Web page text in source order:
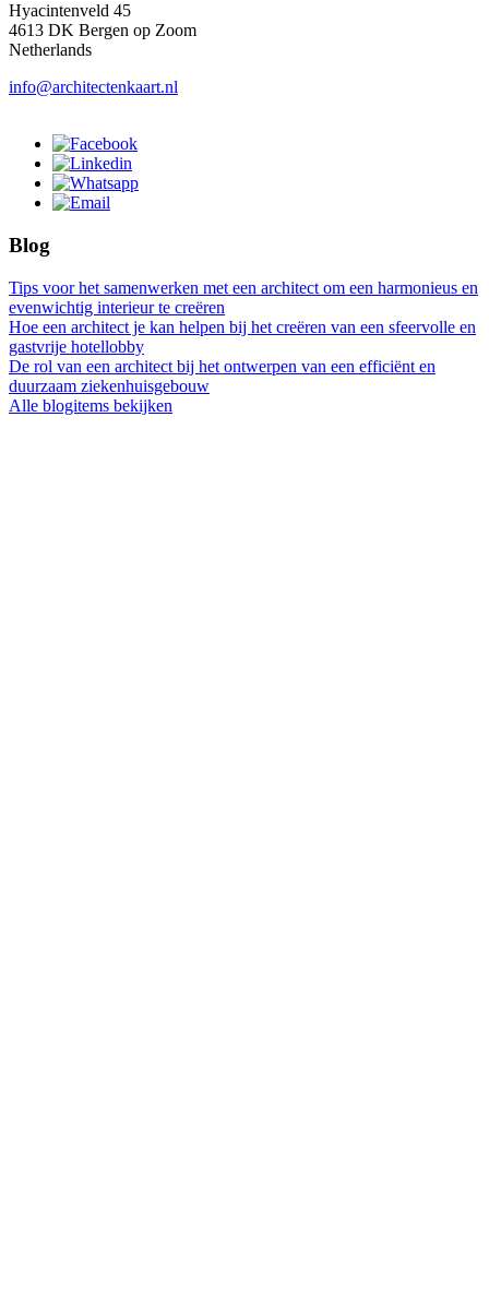
Hyacintenveld 45
4613 DK Bergen op Zoom
Netherlands
info@architectenkaart.nl
Blog
Tips voor het samenwerken met een architect om een harmonieus en
evenwichtig interieur te creëren
Hoe een architect je kan helpen bij het creëren van een sfeervolle en
gastvrije hotellobby
De rol van een architect bij het ontwerpen van een efficiënt en
duurzaam ziekenhuisgebouw
Alle blogitems bekijken